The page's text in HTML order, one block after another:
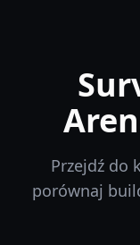
Przejdź do
porównaj